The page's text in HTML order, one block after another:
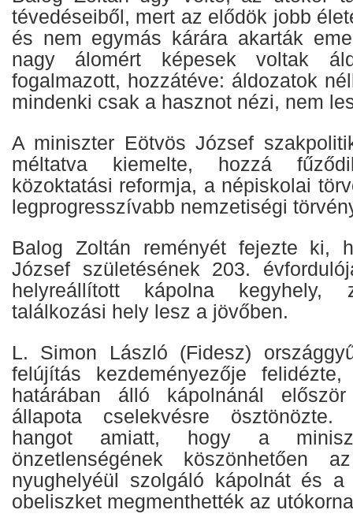
tévedéseiből, mert az elődök jobb
és nem egymás kárára akarták
nagy álomért képesek voltak
fogalmazott, hozzátéve: áldozatok
mindenki csak a hasznot nézi, nem
A miniszter Eötvös József
méltatva kiemelte, hozzá
közoktatási reformja, a népiskolai
legprogresszívabb nemzetiségi
Balog Zoltán reményét fejezte ki,
József születésének 203.
helyreállított kápolna kegyhely,
találkozási hely lesz a jövőben.
L. Simon László (Fidesz)
felújítás kezdeményezője
határában álló kápolnánál
állapota cselekvésre ösztönözte.
hangot amiatt, hogy a
önzetlenségének köszönhetően
nyughelyéül szolgáló kápolnát és a
obeliszket megmenthették az